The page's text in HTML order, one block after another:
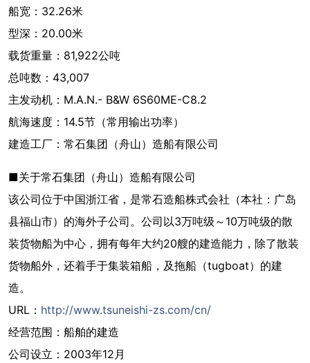
船宽：32.26米
型深：20.00米
载货重量：81,922公吨
总吨数：43,007
主发动机：M.A.N.- B&W 6S60ME-C8.2
航海速度：14.5节（常用输出功率）
建造工厂：常石集团（舟山）造船有限公司
■关于常石集团（舟山）造船有限公司
该公司位于中国浙江省，是常石造船株式会社（本社：广岛
县福山市）的海外子公司。公司以3万吨级～10万吨级的散
装货物船为中心，拥有每年大约20艘的建造能力，除了散装
货物船外，还着手于集装箱船，及拖船（tugboat）的建
造。
URL： http://www.tsuneishi-zs.com/cn/
经营范围：船舶的建造
公司设立：2003年12月